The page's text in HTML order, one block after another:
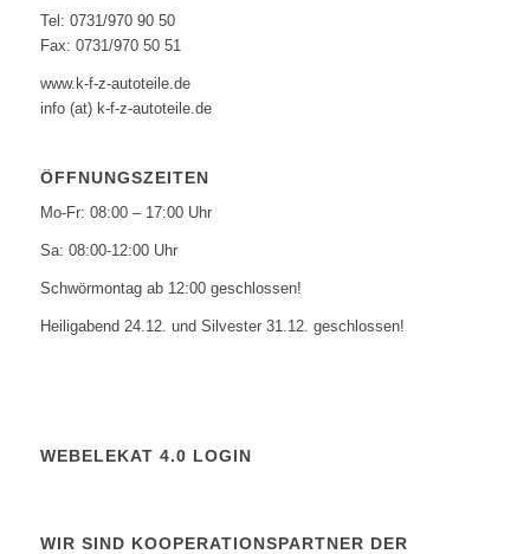
Tel: 0731/970 90 50
Fax: 0731/970 50 51
www.k-f-z-autoteile.de
info (at) k-f-z-autoteile.de
ÖFFNUNGSZEITEN
Mo-Fr: 08:00 – 17:00 Uhr
Sa: 08:00-12:00 Uhr
Schwörmontag ab 12:00 geschlossen!
Heiligabend 24.12. und Silvester 31.12. geschlossen!
WEBELEKAT 4.0 LOGIN
WIR SIND KOOPERATIONSPARTNER DER